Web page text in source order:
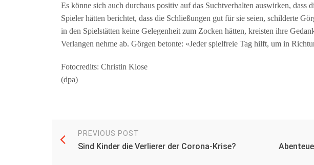
Es könne sich auch durchaus positiv auf das Suchtverhalten auswirken, dass
Spieler hätten berichtet, dass die Schließungen gut für sie seien, schilderte
in den Spielstätten keine Gelegenheit zum Zocken hätten, kreisten ihre
Verlangen nehme ab. Görgen betonte: «Jeder spielfreie Tag hilft, um in
Fotocredits: Christin Klose
(dpa)
PREVIOUS POST
Sind Kinder die Verlierer der Corona-Krise?